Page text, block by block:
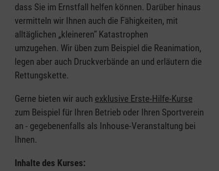
dass Sie im Ernstfall helfen können. Darüber hinaus
vermitteln wir Ihnen auch die Fähigkeiten, mit
alltäglichen „kleineren” Katastrophen
umzugehen. Wir üben zum Beispiel die Reanimation,
legen aber auch Druckverbände an und erläutern die
Rettungskette.
Gerne bieten wir auch exklusive Erste-Hilfe-Kurse
zum Beispiel für Ihren Betrieb oder Ihren Sportverein
an - gegebenenfalls als Inhouse-Veranstaltung bei
Ihnen.
Inhalte des Kurses: